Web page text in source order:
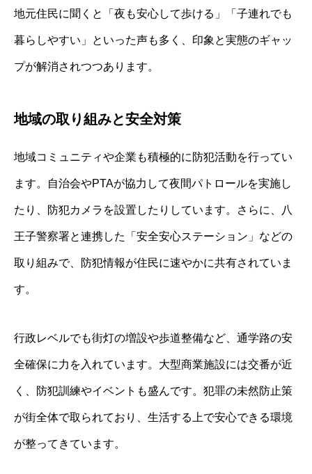
地元住民に聞くと「夜も安心して歩ける」「子連れでも
暮らしやすい」といった声も多く、印象と実態のギャッ
プが解消されつつあります。
地域の取り組みと安全対策
地域コミュニティや企業も積極的に防犯活動を行ってい
ます。自治会やPTAが協力して夜間パトロールを実施し
たり、防犯カメラを設置したりしています。さらに、八
王子警察署と連携した「安全安心ステーション」などの
取り組みで、防犯情報が住民に速やかに共有されていま
す。
行政レベルでも街灯の増設や歩道整備など、通学路の安
全確保に力を入れています。大型商業施設には交番が近
く、防犯訓練やイベントも盛んです。犯罪の未然防止策
が街全体で取られており、生活する上で安心できる環境
が整ってきています。